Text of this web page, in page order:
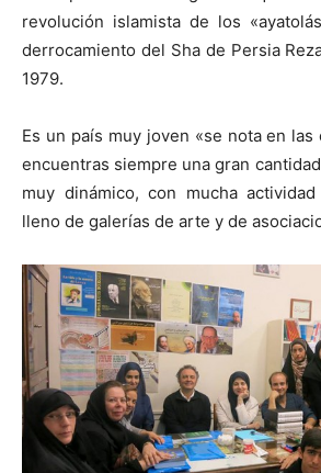
revolución islamista de los
derrocamiento del Sha de Persia
1979.
Es un país muy joven «se nota en
encuentras siempre una gran
muy dinámico, con mucha
lleno de galerías de arte y de